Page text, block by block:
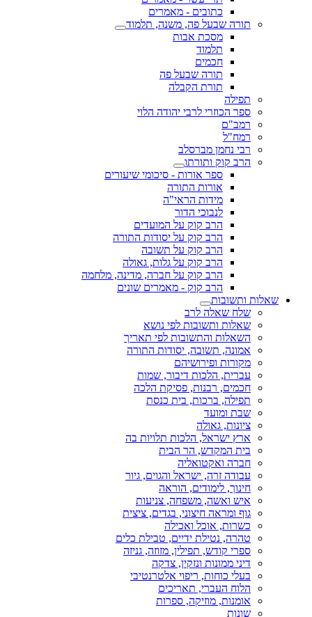
כתובים - מאמרים
תורה שבעל פה, משנה, תלמוד
מסכת אבות
תלמוד
חכמים
תורה שבעל פה
תורת הקבלה
תפילה
ספר הכוזרי לרבי יהודה הלוי
רמב"ם
רמח"ל
רבי נחמן מברסלב
הרב קוק ותורתו
ספר אורות - סיכומי שיעורים
אורות התורה
מידות הראי"ה
לנבוכי הדור
הרב קוק על המועדים
הרב קוק על יסודות התורה
הרב קוק על תשובה
הרב קוק על גלות, גאולה
הרב קוק על חברה, מדינה, מלחמה
הרב קוק - מאמרים שונים
שאלות ותשובות
שלח שאלה לרב
שאלות ותשובות לפי נושא
השאלות והתשובות לפי תאריך
אמונה, תשובה, יסודות התורה
מקורות ופירושיהם
עברית, הלכות דיבור, שמות
חכמים, רבנות, פסיקת הלכה
תפילה, ברכות, בית כנסת
שבת ומועד
ציונות, גאולה
ארץ ישראל, הלכות תלויות בה
בית המקדש, הר הבית
חברה ואקטואליה
עבודה זרה, ישראל והגוים, גיור
חינוך, לימודים, הוראה
איש ואשה, משפחה, צניעות
גוף ומראה חיצוני, בגדים, ציצית
כשרות, אוכל ואכילה
טהרה, נטילת ידיים, טבילת כלים
ספרי קודש, תפילין, מזוזה, גניזה
דיני ממונות ונזקין, צדקה
בעלי כוחות, ריפוי אלטרנטיבי
הלוח העברי, תאריכים
אומנות, מוזיקה, ספרות
שונות